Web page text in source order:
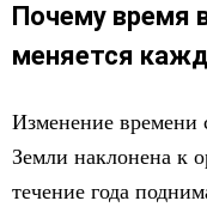
Почему время
меняется
Изменение времени
Земли наклонена к
течение года